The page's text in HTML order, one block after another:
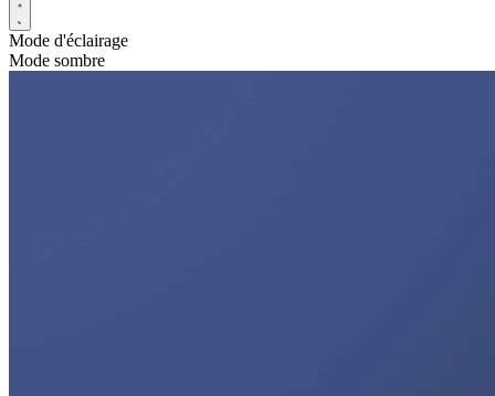
Mode d'éclairage
Mode sombre